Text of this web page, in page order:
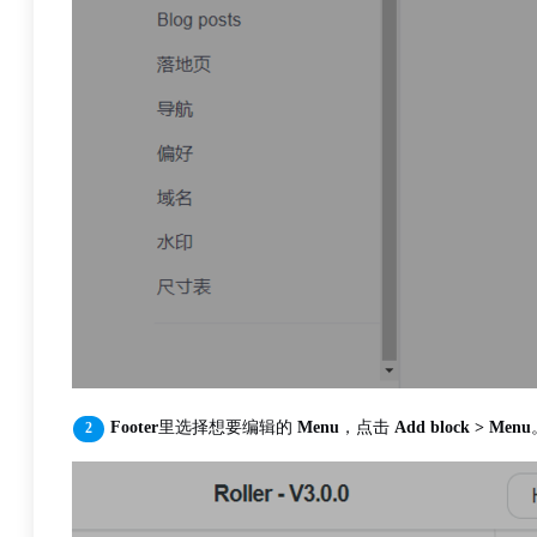
Footer里选择想要编辑的 Menu ，点击 Add block > Menu